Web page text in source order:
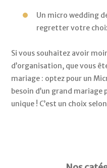
Un micro wedding
regretter votre
Si vous souhaitez avoir
d’organisation, que vous
mariage : optez pour un
besoin d’un grand
unique ! C’est un choix